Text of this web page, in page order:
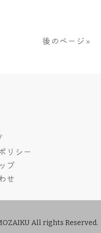
後のページ »
リシー
プ
せ
All rights Reserved.